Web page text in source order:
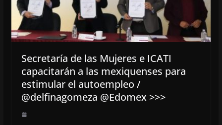
Secretaría de las Mujeres e ICATI
capacitarán a las mexiquenses para
estimular el autoempleo /
@delfinagomeza @Edomex >>>